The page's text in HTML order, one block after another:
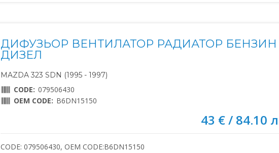
ДИФУЗЬОР ВЕНТИЛАТОР РАДИАТОР БЕНЗИН
ДИЗЕЛ
MAZDA 323 SDN (1995 - 1997)
CODE: 079506430
OEM CODE: B6DN15150
43 € / 84.10
CODE: 079506430, OEM CODE:B6DN15150